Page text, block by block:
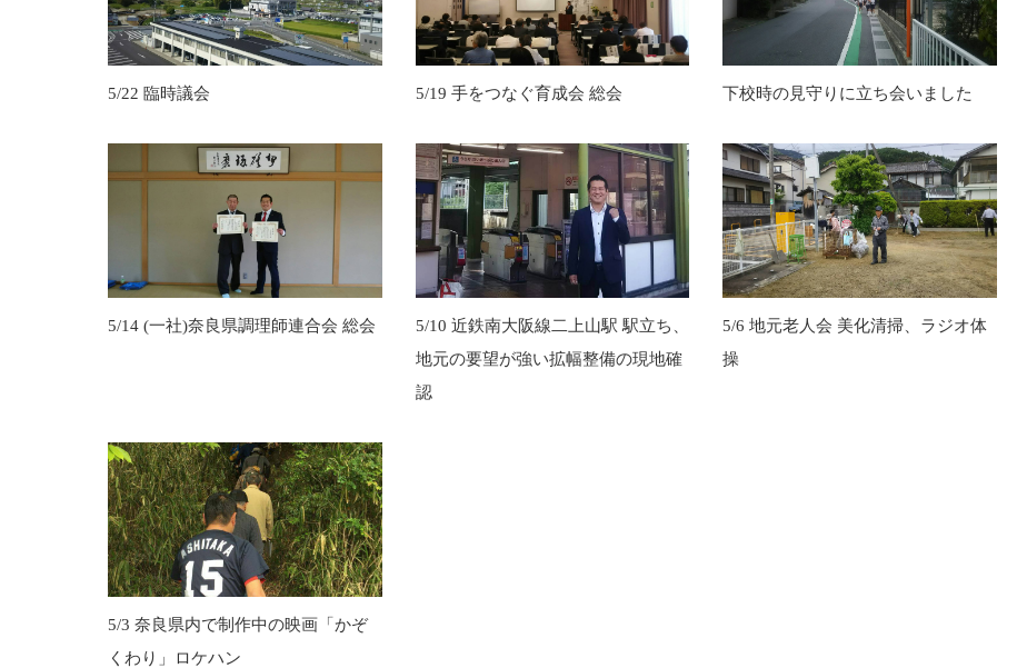
5/22 臨時議会 5/19 手をつなぐ育成会 総会 下校時の見守りに立ち会いました
5/14 (一社)奈良県調理師連合会 総会
5/10 近鉄南大阪線二上山駅 駅立ち、
地元の要望が強い拡幅整備の現地確
認
5/6 地元老人会 美化清掃、ラジオ体
操
5/3 奈良県内で制作中の映画「かぞ
くわり」ロケハン